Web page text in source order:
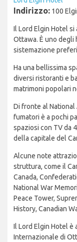
Indirizzo: 100
Il Lord Elgin Hotel
Ottawa. È uno degli
sistemazione
Ha una bellissima
diversi ristoranti e
matrimoni popolari
Di fronte al
fumatori è a pochi
spaziosi con TV da
della capitale del
Alcune note
struttura, come il
Canada,
National War
Peace Tower,
History, Canadian
Il Lord Elgin Hotel è
Internazionale di